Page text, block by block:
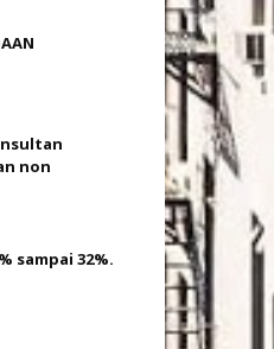
non
sampai 32%.